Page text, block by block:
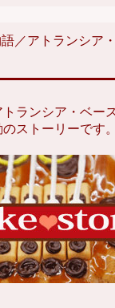
／アトランシア
ランシア・ベー
ストーリーです